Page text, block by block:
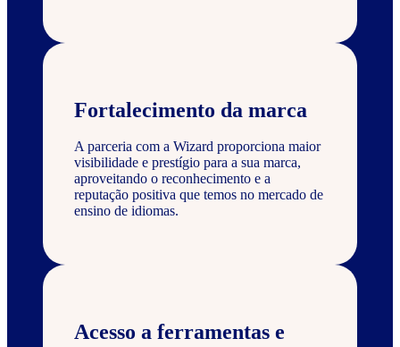
Fortalecimento da marca
A parceria com a Wizard proporciona maior
visibilidade e prestígio para a sua marca,
aproveitando o reconhecimento e a
reputação positiva que temos no mercado de
ensino de idiomas.
Acesso a ferramentas e